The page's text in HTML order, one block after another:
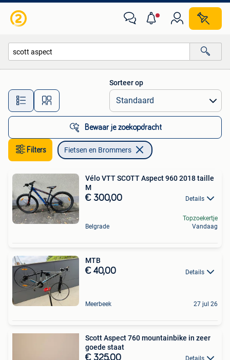
Alle afstanden…
Sorteer op
Bewaar je zoekopdracht
Filters Fietsen en Brommers
Vélo VTT SCOTT Aspect 960 2018 taille
M
€ 300,00 Details
Belgrade
Topzoekertje
Vandaag
MTB
€ 40,00 Details
Meerbeek 27 jul 26
Scott Aspect 760 mountainbike in zeer
goede staat
€ 325,00 Details